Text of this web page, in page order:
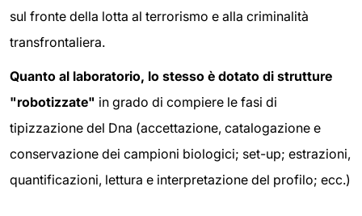
sul fronte della lotta al terrorismo e alla criminalità
transfrontaliera.
Quanto al laboratorio, lo stesso è dotato di strutture
"robotizzate" in grado di compiere le fasi di
tipizzazione del Dna (accettazione, catalogazione e
conservazione dei campioni biologici; set-up; estrazioni,
quantificazioni, lettura e interpretazione del profilo; ecc.)